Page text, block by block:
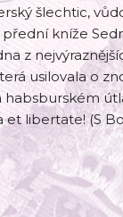
šlechtic,
přední kníže
z
usilovala o
habsburském
libertate! (S